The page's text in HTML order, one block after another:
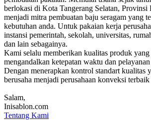
berlokasi di Kota Tangerang Selatan, Provinsi
menjadi mitra pembuatan baju seragam yang
kebutuhan anda. Untuk pakaian kerja
instansi pemerintah, sekolah, universitas,
dan lain sebagainya.
Kami selalu memberikan kualitas produk yang
mengandalkan ketepatan waktu dan
Dengan menerapkan kontrol standart kualitas
berusaha menjadi perusahaan konveksi
Salam,
Inisablon.com
Tentang Kami